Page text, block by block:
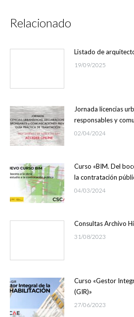
Relacionado
Listado de
19/09/2025
Jornada licencias
responsables y
02/04/2024
Curso «BIM. Del
la contratación
04/03/2024
Consultas Archivo
31/08/2023
Curso «Gestor
(GIR)»
27/06/2023